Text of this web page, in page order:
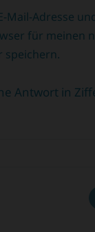
Mail-Adresse
für meinen
speichern.
Antwort in